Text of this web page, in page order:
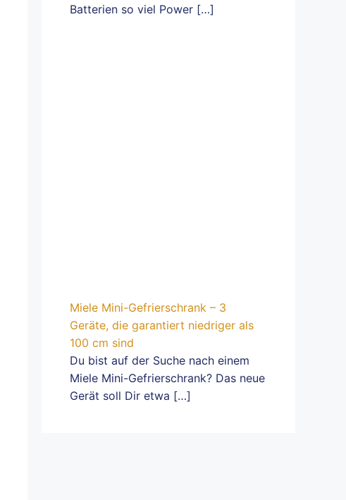
Batterien so viel Power […]
Miele Mini-Gefrierschrank – 3
Geräte, die garantiert niedriger als
100 cm sind
Du bist auf der Suche nach einem
Miele Mini-Gefrierschrank? Das neue
Gerät soll Dir etwa […]